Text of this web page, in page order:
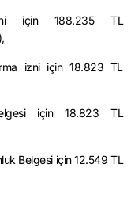
için 188.235 TL
izni için 18.823 TL
için 18.823 TL
Belgesi için 12.549 TL